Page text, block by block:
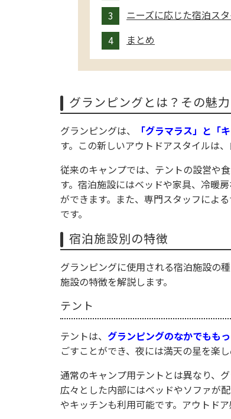
ニーズに応じた宿泊ス
まとめ
グランピングとは？その魅
グランピングは、 「グラマラス」と「
す。この新しいアウトドアスタイルは
従来のキャンプでは、テントの設営や
す。宿泊施設にはベッドや家具、冷暖
ができます。また、専門スタッフによ
です。
宿泊施設別の特徴
グランピングに使用される宿泊施設の種
施設の特徴を解説します。
テント
テントは、 グランピングのなかでもも
ごすことができ、夜には満天の星を楽し
通常のキャンプ用テントとは異なり、
広々とした内部にはベッドやソファが
やキッチンも利用可能です。アウトド